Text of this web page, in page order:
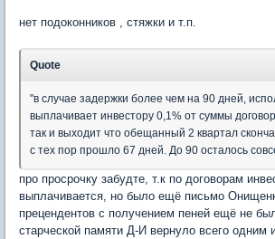
нет подоконников , стяжки и т.п.
Quote
"в случае задержки более чем на 90 дней,
выплачивает инвестору 0,1% от суммы
так и выходит что обещанный 2 квартал
с тех пор прошло 67 дней. До 90 осталось
про просрочку забудте, т.к по договорам
выплачивается, но было ещё письмо
прецендентов с получением пеней ещё не
старческой памяти Д-И вернуло всего одним